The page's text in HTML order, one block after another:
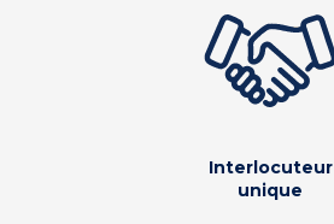
Interlocuteur
unique